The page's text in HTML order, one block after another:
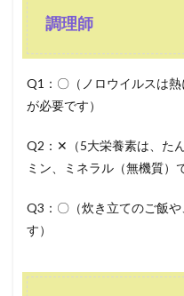
調理師
Q1：〇（ノロウイルスは
が必要です）
Q2：✕（5大栄養素は、た
ミン、ミネラル（無機質）
Q3：〇（炊き立てのご飯
す）